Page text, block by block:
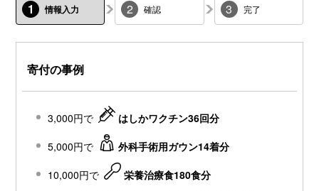
1 情報入力 2 確認 3 完了
寄付の事例
3,000円で
はしかワクチン36回分
5,000円で
外科手術用ガウン14着分
10,000円で
栄養治療食180食分